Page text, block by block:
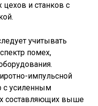
цехов и станков с
учитывать
помех,
импульсной
с усиленным
составляющих выше